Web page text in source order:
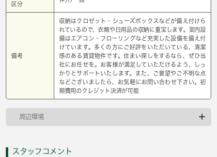
区分
備考
収納はクロゼット・シューズボックスなどが備え付けら
れているので、衣類や日用品の収納に重宝します。室内設
備はエアコン・フローリングなど充実した設備を備え付
けています。多くの方にご好評をいただいている、清潔
感のある賃貸物件です。住まい探しをするなら、ぜひ当
社にお任せを。お客様が満足していただけるよう、しっ
かりとサポートいたします。また、ご要望やご不明な点
などございましたら、お気軽にお問い合わせ下さい。初
期費用のクレジット決済が可能
周辺環境
スタッフコメント